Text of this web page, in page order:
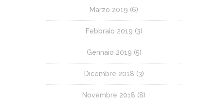
Marzo 2019 (6)
Febbraio 2019 (3)
Gennaio 2019 (5)
Dicembre 2018 (3)
Novembre 2018 (8)